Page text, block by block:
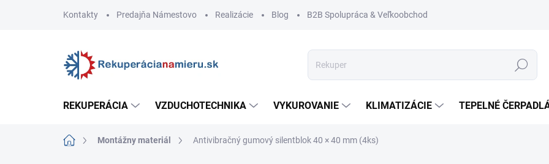
Kontakty Predajňa Námestovo Realizácie Blog B2B Spolupráca & Veľkoobchod
Hľadať
REKUPERÁCIA VZDUCHOTECHNIKA VYKUROVANIE KLIMATIZÁCIE TEPELNÉ
DomovMontážny materiál Antivibračný gumový silentblok 40 × 40 mm (4ks)